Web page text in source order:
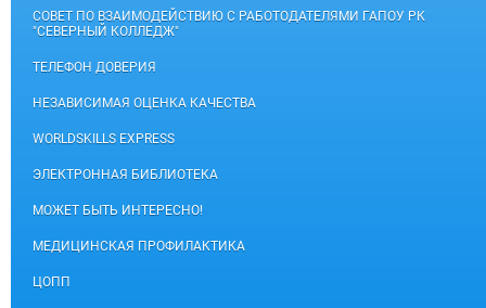
СОВЕТ ПО ВЗАИМОДЕЙСТВИЮ С РАБОТОДАТЕЛЯМИ ГАПОУ РК
"СЕВЕРНЫЙ КОЛЛЕДЖ"
ТЕЛЕФОН ДОВЕРИЯ
НЕЗАВИСИМАЯ ОЦЕНКА КАЧЕСТВА
WORLDSKILLS EXPRESS
ЭЛЕКТРОННАЯ БИБЛИОТЕКА
МОЖЕТ БЫТЬ ИНТЕРЕСНО!
МЕДИЦИНСКАЯ ПРОФИЛАКТИКА
ЦОПП